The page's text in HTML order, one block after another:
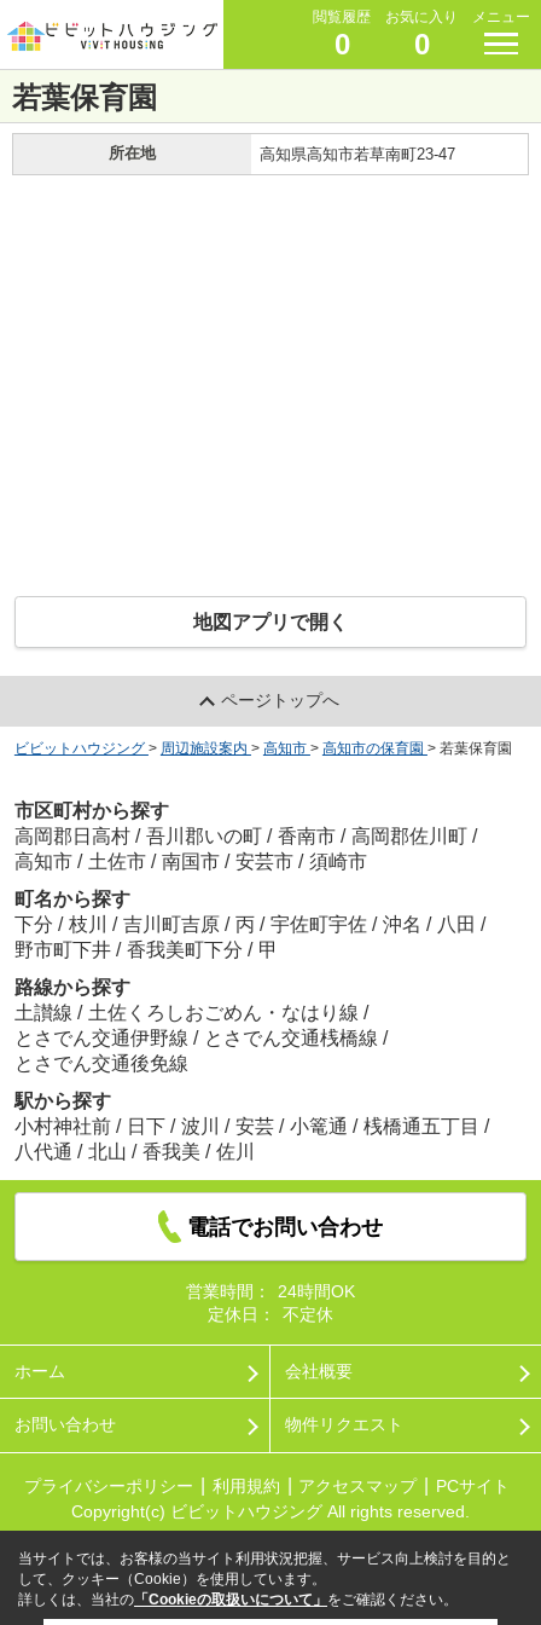
閲覧履歴
0
お気に入り
0
メニュー
若葉保育園
所在地 高知県高知市若草南町23-47
地図アプリで開く
ページトップへ
ビビットハウジング > 周辺施設案内 > 高知市 > 高知市の保育園 > 若葉保育園
市区町村から探す
高岡郡日高村 / 吾川郡いの町 / 香南市 / 高岡郡佐川町 /
高知市 / 土佐市 / 南国市 / 安芸市 / 須崎市
町名から探す
下分 / 枝川 / 吉川町吉原 / 丙 / 宇佐町宇佐 / 沖名 / 八田 /
野市町下井 / 香我美町下分 / 甲
路線から探す
土讃線 / 土佐くろしおごめん・なはり線 /
とさでん交通伊野線 / とさでん交通桟橋線 /
とさでん交通後免線
駅から探す
小村神社前 / 日下 / 波川 / 安芸 / 小篭通 / 桟橋通五丁目 /
八代通 / 北山 / 香我美 / 佐川
電話でお問い合わせ
営業時間：
24時間OK
定休日：
不定休
ホーム 会社概要
お問い合わせ 物件リクエスト
プライバシーポリシー 利用規約 アクセスマップ
PCサイト
Copyright(c) ビビットハウジング All rights reserved.
当サイトでは、お客様の当サイト利用状況把握、サービス向上検討を目的と
して、クッキー（Cookie）を使用しています。
詳しくは、当社の 「Cookieの取扱いについて」 をご確認ください。